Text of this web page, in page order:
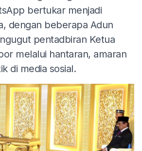
bertukar menjadi
dengan beberapa Adun
pentadbiran Ketua
melalui hantaran, amaran
di media sosial.